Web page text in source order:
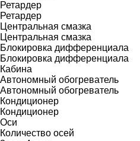
Ретардер
Ретардер
Центральная смазка
Центральная смазка
Блокировка дифференциала
Блокировка дифференциала
Кабина
Автономный обогреватель
Автономный обогреватель
Кондиционер
Кондиционер
Оси
Количество осей